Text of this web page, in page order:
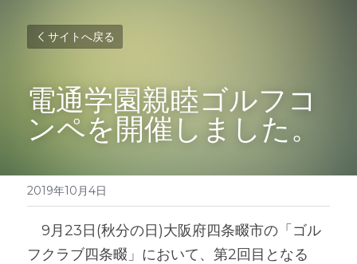
サイトへ戻る
電通学園親睦ゴルフコ
ンペを開催しました。
2019年10月4日
9月23日(秋分の日)大阪府四条畷市の「ゴル
フクラブ四条畷」において、第2回目となる